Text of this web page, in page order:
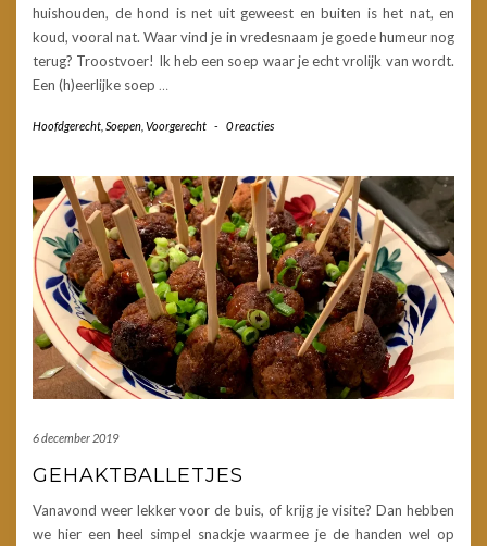
huishouden, de hond is net uit geweest en buiten is het nat, en
koud, vooral nat. Waar vind je in vredesnaam je goede humeur nog
terug? Troostvoer! Ik heb een soep waar je echt vrolijk van wordt.
Een (h)eerlijke soep …
Hoofdgerecht Soepen Voorgerecht - 0 reacties
6 december 2019
GEHAKTBALLETJES
Vanavond weer lekker voor de buis, of krijg je visite? Dan hebben
we hier een heel simpel snackje waarmee je de handen wel op